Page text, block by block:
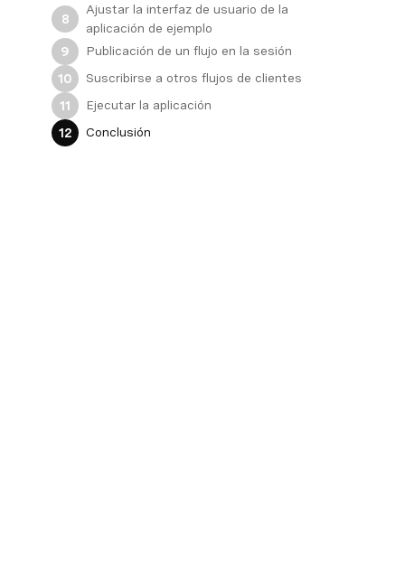
8
Ajustar la interfaz de usuario de la
aplicación de ejemplo
9
Publicación de un flujo en la sesión
10
Suscribirse a otros flujos de clientes
11
Ejecutar la aplicación
12
Conclusión